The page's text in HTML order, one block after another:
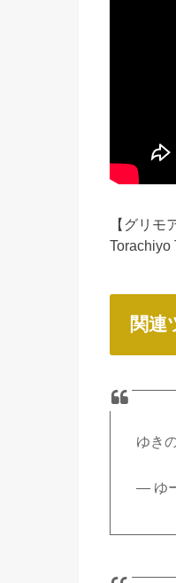
【グリ
Torachiyo
関連
ゆき
— ゆ